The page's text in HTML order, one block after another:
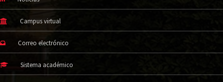
Campus virtual
Correo electrónico
Sistema académico